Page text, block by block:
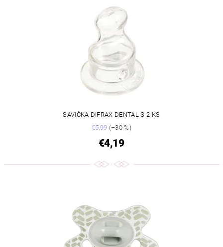
SAVIČKA DIFRAX DENTAL S 2 KS
€5,99(–30 %)
€4,19